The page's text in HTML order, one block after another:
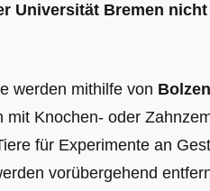
Universität Bremen
werden mithilfe von
mit Knochen- oder
für Experimente an
vorübergehend